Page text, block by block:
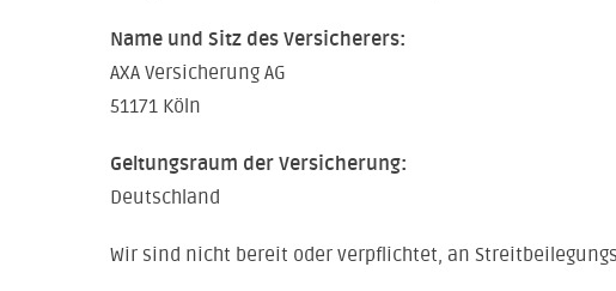
Name und Sitz des Versicherers:
AXA Versicherung AG
51171 Köln
Geltungsraum der Versicherung:
Deutschland
Wir sind nicht bereit oder verpflichtet, an